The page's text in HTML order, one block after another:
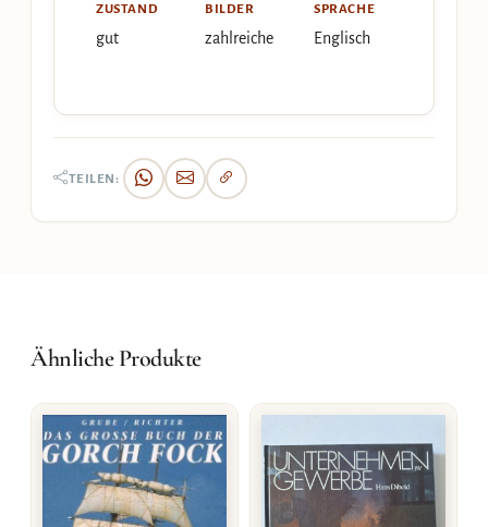
ZUSTAND
gut
BILDER
zahlreiche
SPRACHE
Englisch
TEILEN:
Ähnliche Produkte